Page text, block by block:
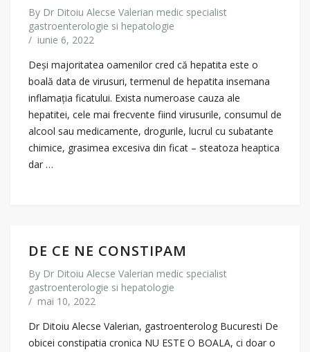
By Dr Ditoiu Alecse Valerian medic specialist
gastroenterologie si hepatologie
/ iunie 6, 2022
Deși majoritatea oamenilor cred că hepatita este o
boală data de virusuri, termenul de hepatita insemana
inflamația ficatului. Exista numeroase cauza ale
hepatitei, cele mai frecvente fiind virusurile, consumul de
alcool sau medicamente, drogurile, lucrul cu subatante
chimice, grasimea excesiva din ficat – steatoza heaptica
dar …
DE CE NE CONSTIPAM
By Dr Ditoiu Alecse Valerian medic specialist
gastroenterologie si hepatologie
/ mai 10, 2022
Dr Ditoiu Alecse Valerian, gastroenterolog Bucuresti De
obicei constipatia cronica NU ESTE O BOALA, ci doar o